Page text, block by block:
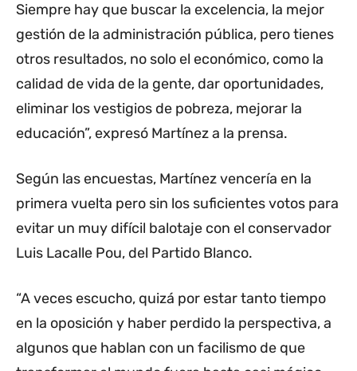
Siempre hay que buscar la excelencia, la mejor
gestión de la administración pública, pero tienes
otros resultados, no solo el económico, como la
calidad de vida de la gente, dar oportunidades,
eliminar los vestigios de pobreza, mejorar la
educación”, expresó Martínez a la prensa.
Según las encuestas, Martínez vencería en la
primera vuelta pero sin los suficientes votos para
evitar un muy difícil balotaje con el conservador
Luis Lacalle Pou, del Partido Blanco.
“A veces escucho, quizá por estar tanto tiempo
en la oposición y haber perdido la perspectiva, a
algunos que hablan con un facilismo de que